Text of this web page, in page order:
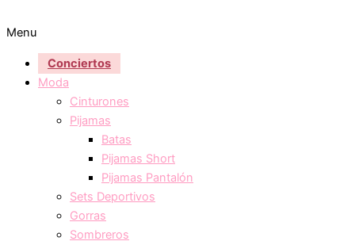
Menu
Conciertos
Moda
Cinturones
Pijamas
Batas
Pijamas Short
Pijamas Pantalón
Sets Deportivos
Gorras
Sombreros